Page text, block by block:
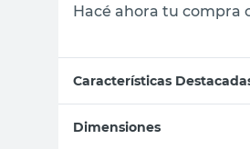
Hacé ahora tu compra
Características
Dimensiones